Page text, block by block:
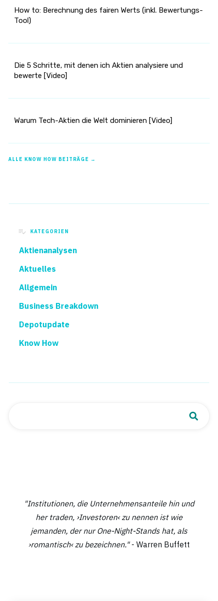
How to: Berechnung des fairen Werts (inkl. Bewertungs-
Tool)
Die 5 Schritte, mit denen ich Aktien analysiere und
bewerte [Video]
Warum Tech-Aktien die Welt dominieren [Video]
ALLE KNOW HOW BEITRÄGE →
KATEGORIEN
Aktienanalysen
Aktuelles
Allgemein
Business Breakdown
Depotupdate
Know How
"Institutionen, die Unternehmensanteile hin und
her traden, ›Investoren‹ zu nennen ist wie
jemanden, der nur One-Night-Stands hat, als
›romantisch‹ zu bezeichnen."- Warren Buffett